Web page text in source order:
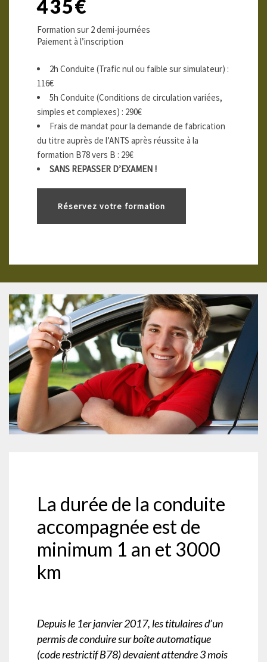
435€
Formation sur 2 demi-journées
Paiement à l’inscription
2h Conduite (Trafic nul ou faible sur simulateur) :
116€
5h Conduite (Conditions de circulation variées,
simples et complexes) : 290€
Frais de mandat pour la demande de fabrication
du titre auprès de l’ANTS après réussite à la
formation B78 vers B : 29€
SANS REPASSER D’EXAMEN !
Réservez votre formation
La durée de la conduite
accompagnée est de
minimum 1 an et 3000
km
Depuis le 1er janvier 2017, les titulaires d’un
permis de conduire sur boîte automatique
(code restrictif B78) devaient attendre 3 mois